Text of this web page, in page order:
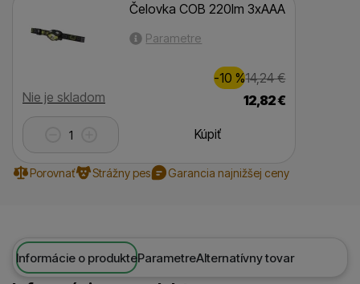
Dostupnosť
Nie je skladom
Čelovka COB 220lm 3xAAA
Parametre
Pôvodná
14,24€
Zľava
1,00€
(
-10 %
)
12,82€
Kúpiť
Porovnať Strážny pes Garancia najnižšej ceny
Informácie o produkteParametreAlternatívny tovar